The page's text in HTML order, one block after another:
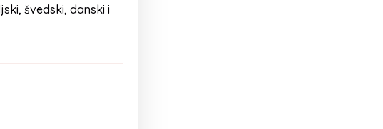
švedski, danski i